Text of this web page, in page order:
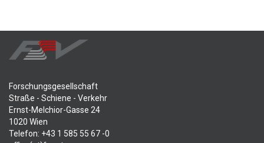
Forschungsgesellschaft
Straße - Schiene - Verkehr
Ernst-Melchior-Gasse 24
1020 Wien
Telefon: +43 1 585 55 67 -0